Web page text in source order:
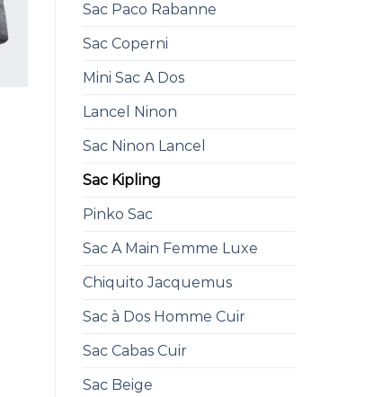
Sac Paco Rabanne
Sac Coperni
Mini Sac A Dos
Lancel Ninon
Sac Ninon Lancel
Sac Kipling
Pinko Sac
Sac A Main Femme Luxe
Chiquito Jacquemus
Sac à Dos Homme Cuir
Sac Cabas Cuir
Sac Beige